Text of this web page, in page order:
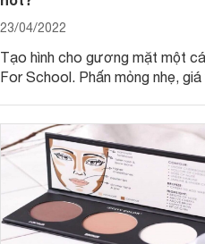
chuyên dụng để đánh nhũ
nhạt dần từ vùng mí lên bầu
Tiếp đến cần chọn màu
trong thật tự nhiên thì nên
Trang điểm kiểu Tây thì nên
23/04/2022
Tạo hình cho gương mặt một
For School. Phấn mỏng nhẹ,